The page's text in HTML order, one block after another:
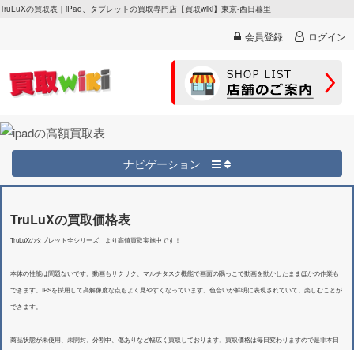
TruLuXの買取表｜iPad、タブレットの買取専門店【買取wiki】東京-西日暮里
会員登録 ログイン
ナビゲーション
TruLuXの買取価格表
TruLuXのタブレット全シリーズ、より高値買取実施中です！
本体の性能は問題ないです。動画もサクサク、マルチタスク機能で画面の隅っこで動画を動かしたままほかの作業も
できます。IPSを採用して高解像度な点もよく見やすくなっています。色合いが鮮明に表現されていて、楽しむことが
できます。
商品状態が未使用、未開封、分割中、傷ありなど幅広く買取しております。買取価格は毎日変わりますので是非本日